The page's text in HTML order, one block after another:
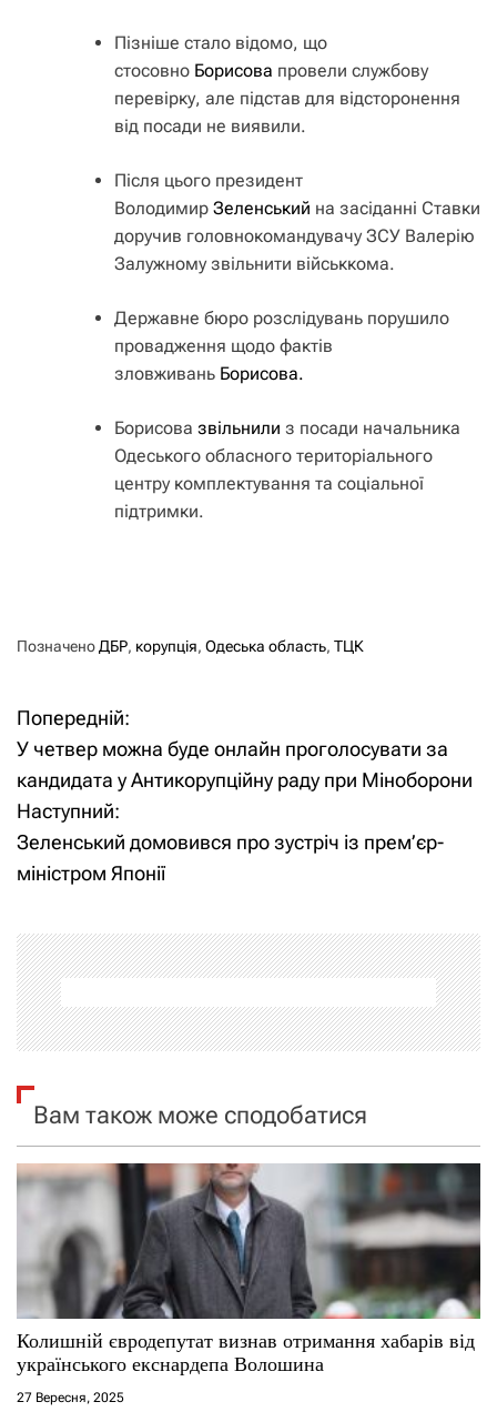
Пізніше стало відомо, що
стосовно Борисова провели службову
перевірку, але підстав для відсторонення
від посади не виявили.
Після цього президент
Володимир Зеленський на засіданні Ставки
доручив головнокомандувачу ЗСУ Валерію
Залужному звільнити військкома.
Державне бюро розслідувань порушило
провадження щодо фактів
зловживань Борисова.
Борисова звільнили з посади начальника
Одеського обласного територіального
центру комплектування та соціальної
підтримки.
Позначено ДБР, корупція, Одеська область, ТЦК
Н
а
в
і
а
ц
і
я
з
а
и
с
і
Попередній:
У четвер можна буде онлайн проголосувати за
кандидата у Антикорупційну раду при Міноборони
Наступний:
Зеленський домовився про зустріч із прем’єр-
міністром Японії
Вам також може сподобатися
Колишній євродепутат визнав отримання хабарів від
українського екснардепа Волошина
27 Вересня, 2025